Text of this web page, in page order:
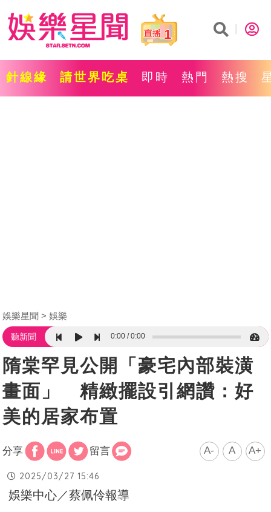
1
針線緣 請世界吃桌 即時 熱門 熱搜
娛樂星聞 娛樂
聽新聞 0:00 0:00
隋棠罕見公開「豪宅內部裝潢
畫面」 精緻擺設引網讚：好
美的居家布置
分享 留言 A- A A+
2025/03/27 15:46
娛樂中心／蔡佩伶報導